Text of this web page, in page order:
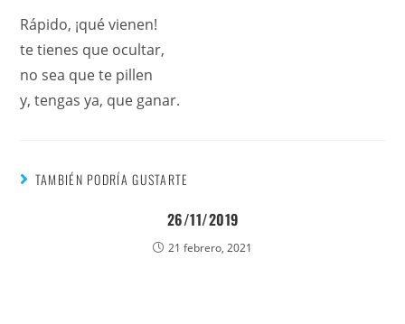
Rápido, ¡qué vienen!
te tienes que ocultar,
no sea que te pillen
y, tengas ya, que ganar.
TAMBIÉN PODRÍA GUSTARTE
26/11/2019
21 febrero, 2021